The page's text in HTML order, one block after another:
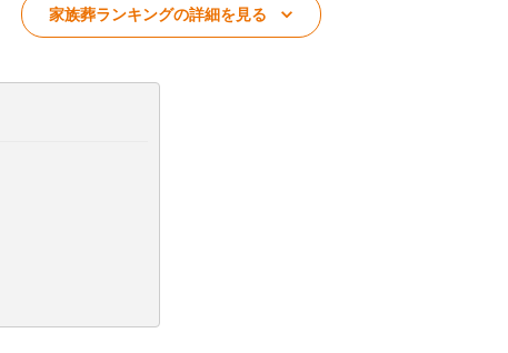
家族葬ランキングの詳細を見る